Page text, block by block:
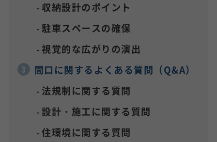
収納設計のポイント
駐車スペースの確保
視覚的な広がりの演出
間口に関するよくある質問（Q&A）
法規制に関する質問
設計・施工に関する質問
住環境に関する質問